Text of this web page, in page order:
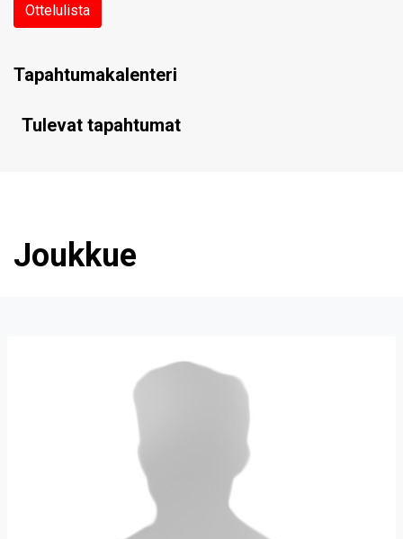
Ottelulista
Tapahtumakalenteri
Tulevat tapahtumat
Joukkue